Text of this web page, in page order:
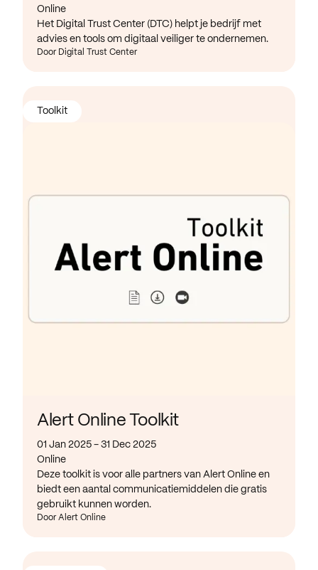
Online
Het Digital Trust Center (DTC) helpt je bedrijf met
advies en tools om digitaal veiliger te ondernemen.
Door Digital Trust Center
Alert Online Toolkit
01 Jan 2025 - 31 Dec 2025
Online
Deze toolkit is voor alle partners van Alert Online en
biedt een aantal communicatiemiddelen die gratis
gebruikt kunnen worden.
Door Alert Online
Toolkit